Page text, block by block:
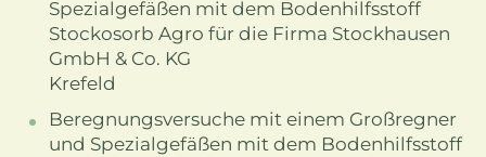
Spezialgefäßen mit dem Bodenhilfsstoff
Stockosorb Agro für die Firma Stockhausen
GmbH & Co. KG
Krefeld
Beregnungsversuche mit einem Großregner
und Spezialgefäßen mit dem Bodenhilfsstoff